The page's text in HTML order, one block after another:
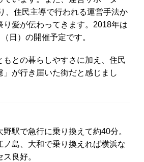
、住民主導で行われる運営手法か
り愛が伝わってきます。2018年は
日）の開催予定です。
もとの暮らしやすさに加え、住民
」が行き届いた街だと感じまし
駅で急行に乗り換えて約40分。
ノ島、大和で乗り換えれば横浜な
良好。